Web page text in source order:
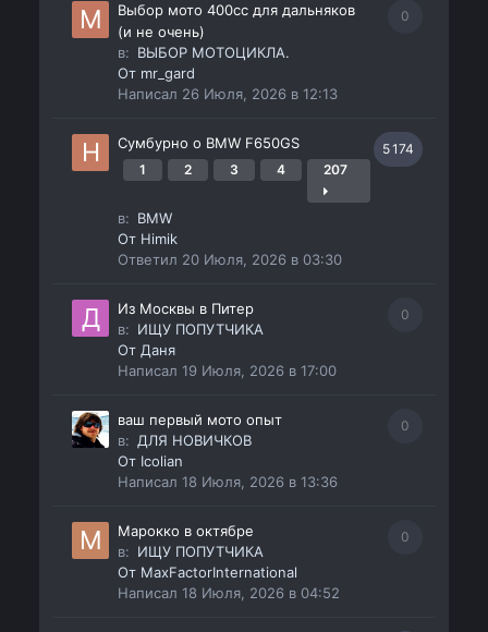
0
Выбор мото 400сс для дальняков
(и не очень)
в: ВЫБОР МОТОЦИКЛА.
От mr_gard
Написал 26 Июля, 2026 в 12:13
5 174
Сумбурно о BMW F650GS
1 2 3 4 207
в: BMW
От Himik
Ответил 20 Июля, 2026 в 03:30
0
Из Москвы в Питер
в: ИЩУ ПОПУТЧИКА
ОтДаня
Написал19 Июля, 2026 в 17:00
0
ваш первый мото опыт
в: ДЛЯ НОВИЧКОВ
От Icolian
Написал18 Июля, 2026 в 13:36
0
Марокко в октябре
в: ИЩУ ПОПУТЧИКА
От MaxFactorInternational
Написал18 Июля, 2026 в 04:52